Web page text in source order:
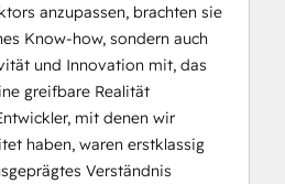
anzupassen, brachten sie
Know-how, sondern auch
und Innovation mit, das
greifbare Realität
mit denen wir
haben, waren erstklassig
Verständnis